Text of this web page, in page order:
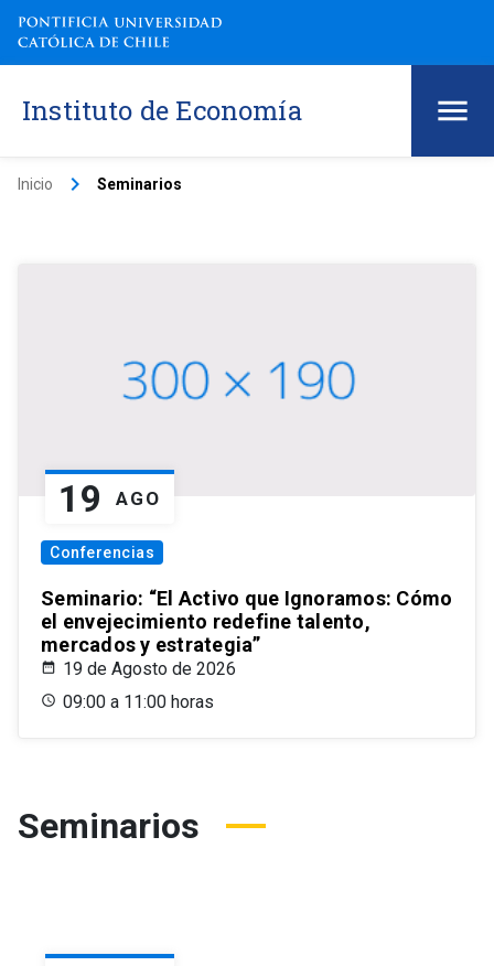
Instituto de Economía
Inicio keyboard_arrow_right Seminarios
19 AGO
Conferencias
Seminario: “El Activo que Ignoramos: Cómo
el envejecimiento redefine talento,
mercados y estrategia”
19 de Agosto de 2026
09:00 a 11:00 horas
Seminarios